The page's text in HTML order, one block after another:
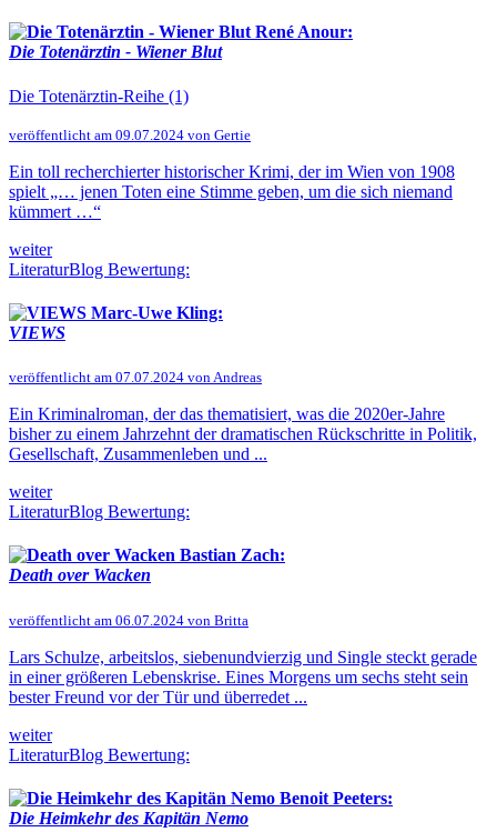
René Anour:
Die Totenärztin - Wiener Blut
Die Totenärztin-Reihe (1)
veröffentlicht am 09.07.2024 von Gertie
Ein toll recherchierter historischer Krimi, der im Wien von 1908
spielt „… jenen Toten eine Stimme geben, um die sich niemand
kümmert …“
weiter
LiteraturBlog Bewertung:
Marc-Uwe Kling:
VIEWS
veröffentlicht am 07.07.2024 von Andreas
Ein Kriminalroman, der das thematisiert, was die 2020er-Jahre
bisher zu einem Jahrzehnt der dramatischen Rückschritte in Politik,
Gesellschaft, Zusammenleben und ...
weiter
LiteraturBlog Bewertung:
Bastian Zach:
Death over Wacken
veröffentlicht am 06.07.2024 von Britta
Lars Schulze, arbeitslos, siebenundvierzig und Single steckt gerade
in einer größeren Lebenskrise. Eines Morgens um sechs steht sein
bester Freund vor der Tür und überredet ...
weiter
LiteraturBlog Bewertung:
Benoit Peeters:
Die Heimkehr des Kapitän Nemo